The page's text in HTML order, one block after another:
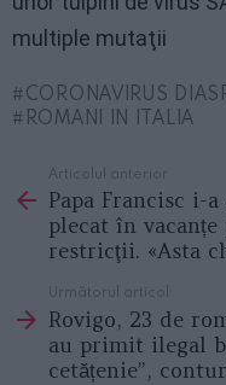
multiple mutaţii
CORONAVIRUS
ROMANI IN ITALIA
more
Articolul anterior
Papa Francisc i-
plecat în
restricţii. «Asta
Următorul articol
Rovigo, 23 de
au primit ilegal
cetățenie”,